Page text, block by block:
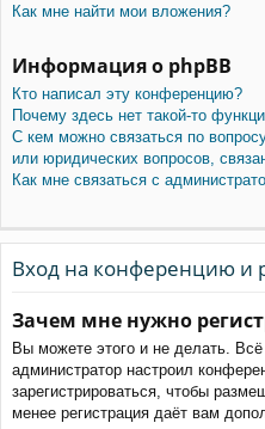
Как мне найти мои вложения?
Информация о phpBB
Кто написал эту конференцию?
Почему здесь нет такой-то
С кем можно связаться по
или юридических вопросов,
Как мне связаться с
Вход на конференцию и
Зачем мне нужно
Вы можете этого и не делать. Всё
администратор настроил
зарегистрироваться, чтобы
менее регистрация даёт вам